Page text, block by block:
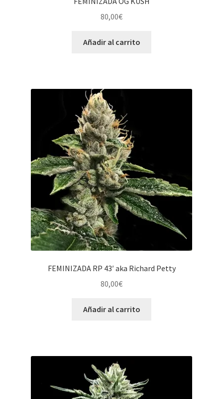
80,00€
Añadir al carrito
FEMINIZADA RP 43′ aka Richard Petty
80,00€
Añadir al carrito